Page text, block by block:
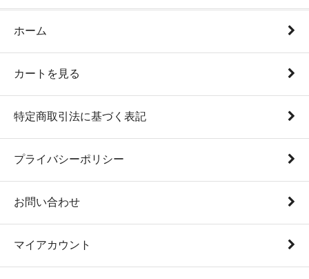
ホーム
カートを見る
特定商取引法に基づく表記
プライバシーポリシー
お問い合わせ
マイアカウント